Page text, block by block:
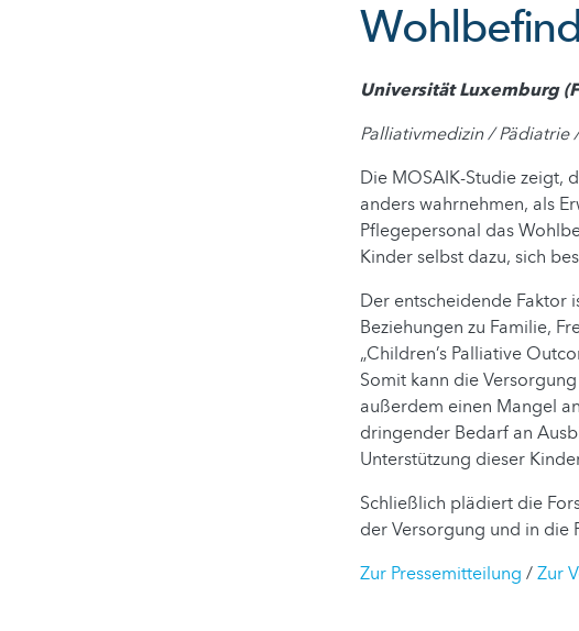
Universität Luxemburg
Palliativmedizin / Pädiatrie
Die MOSAIK-Studie zeigt,
anders wahrnehmen, als
Pflegepersonal das
Kinder selbst dazu, sich
Der entscheidende Faktor
Beziehungen zu Familie,
„Children’s Palliative
Somit kann die
außerdem einen Mangel
dringender Bedarf an
Unterstützung dieser
Schließlich plädiert die
der Versorgung und in die
Zur Pressemitteilung /Zur